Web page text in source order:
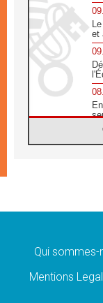
et
Qui sommes-
Mentions